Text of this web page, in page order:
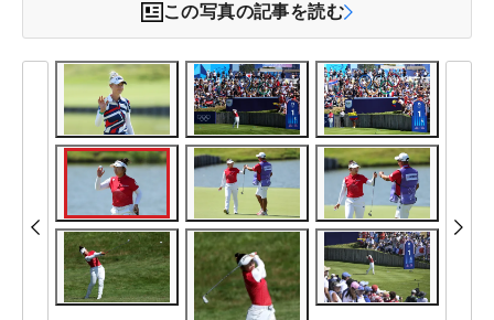
この写真の記事を読む